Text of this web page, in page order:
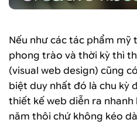
Nếu như các tác phẩm mỹ
phong trào và thời kỳ thì
(visual web design) cũng
biệt duy nhất đó là chu kỳ
thiết kế web diễn ra
năm thôi chứ không kéo